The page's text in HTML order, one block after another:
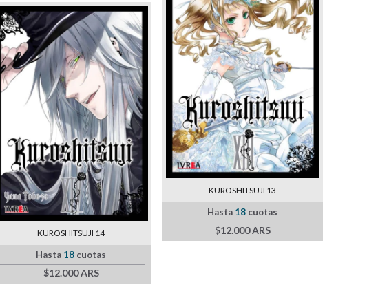
KUROSHITSUJI 14
Hasta 18 cuotas
$12.000 ARS
KUROSHITSUJI 13
Hasta 18 cuotas
$12.000 ARS